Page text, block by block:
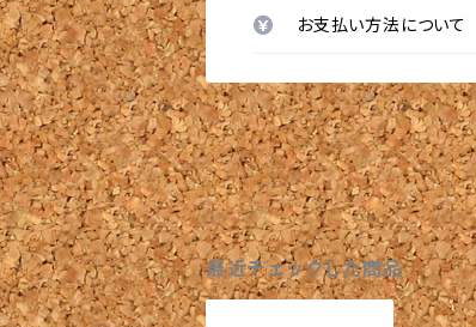
お支払い方法について
最近チェックした商品